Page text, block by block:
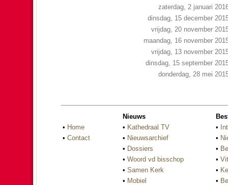
zaterdag, 2 januari
dinsdag, 15 december
vrijdag, 20 november
maandag, 16 november
vrijdag, 13 november
dinsdag, 15 september
donderdag, 28 mei
• Home
• Contact
Nieuws
• Kathedraal TV
• Nieuwsarchief
• Dossiers
• Woord vd bisschop
• Samen Kerk
• Mobiel
•
•
•
•
•
•